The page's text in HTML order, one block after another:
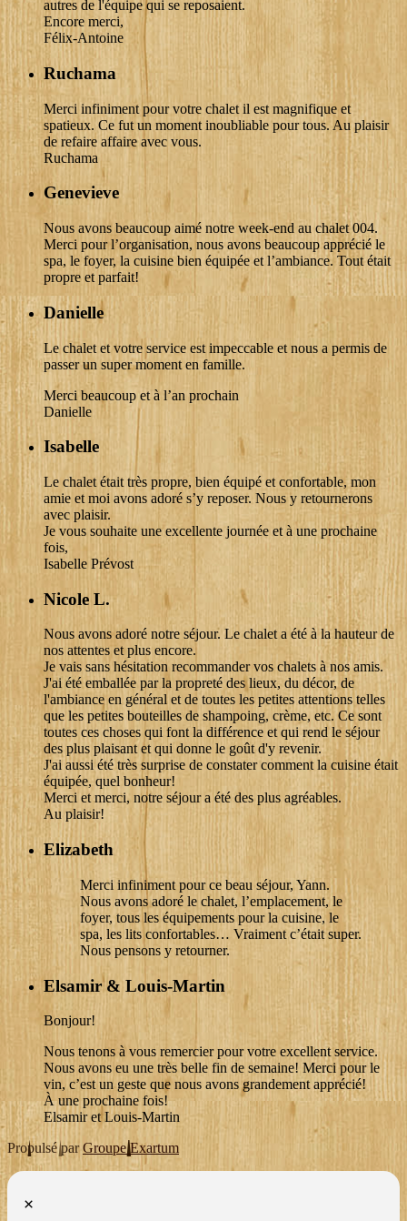
autres de l'équipe qui se reposaient.
Encore merci,
Félix-Antoine
Ruchama
Merci infiniment pour votre chalet il est magnifique et
spatieux. Ce fut un moment inoubliable pour tous. Au plaisir
de refaire affaire avec vous.
Ruchama
Genevieve
Nous avons beaucoup aimé notre week-end au chalet 004.
Merci pour l’organisation, nous avons beaucoup apprécié le
spa, le foyer, la cuisine bien équipée et l’ambiance. Tout était
propre et parfait!
Danielle
Le chalet et votre service est impeccable et nous a permis de
passer un super moment en famille.
Merci beaucoup et à l’an prochain
Danielle
Isabelle
Le chalet était très propre, bien équipé et confortable, mon
amie et moi avons adoré s’y reposer. Nous y retournerons
avec plaisir.
Je vous souhaite une excellente journée et à une prochaine
fois,
Isabelle Prévost
Nicole L.
Nous avons adoré notre séjour. Le chalet a été à la hauteur de
nos attentes et plus encore.
Je vais sans hésitation recommander vos chalets à nos amis.
J'ai été emballée par la propreté des lieux, du décor, de
l'ambiance en général et de toutes les petites attentions telles
que les petites bouteilles de shampoing, crème, etc. Ce sont
toutes ces choses qui font la différence et qui rend le séjour
des plus plaisant et qui donne le goût d'y revenir.
J'ai aussi été très surprise de constater comment la cuisine était
équipée, quel bonheur!
Merci et merci, notre séjour a été des plus agréables.
Au plaisir!
Elizabeth
Merci infiniment pour ce beau séjour, Yann.
Nous avons adoré le chalet, l’emplacement, le
foyer, tous les équipements pour la cuisine, le
spa, les lits confortables… Vraiment c’était super.
Nous pensons y retourner.
Elsamir & Louis-Martin
Bonjour!
Nous tenons à vous remercier pour votre excellent service.
Nous avons eu une très belle fin de semaine! Merci pour le
vin, c’est un geste que nous avons grandement apprécié!
À une prochaine fois!
Elsamir et Louis-Martin
Propulsé parGroupe Exartum
×